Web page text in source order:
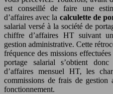
est conseillé de faire une
d’affaires avec la calculette de
salarial versé à la société de
chiffre d’affaires HT suivant
gestion administrative. Cette
fréquence des missions
portage salarial s’obtient
d’affaires mensuel HT, les
commissions de frais de gestion
fonctionnement.